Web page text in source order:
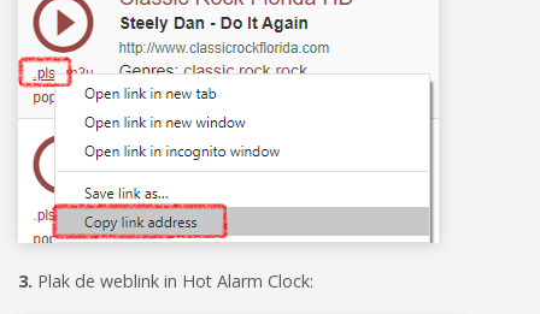
3. Plak de weblink in Hot Alarm Clock: